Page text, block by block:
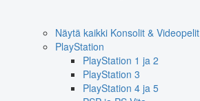
Näytä kaikki Konsolit & Videopelit
PlayStation
PlayStation 1 ja 2
PlayStation 3
PlayStation 4 ja 5